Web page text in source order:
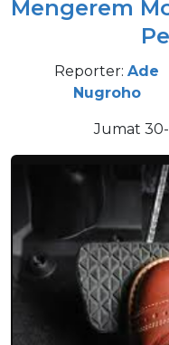
Mengerem
Reporter: Ade
Nugroho
Jumat